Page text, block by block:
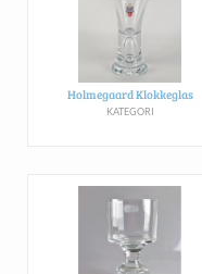
Holmegaard Klokkeglas
KATEGORI